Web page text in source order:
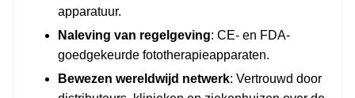
apparatuur.
Naleving van regelgeving: CE- en FDA-
goedgekeurde fototherapieapparaten.
Bewezen wereldwijd netwerk: Vertrouwd door